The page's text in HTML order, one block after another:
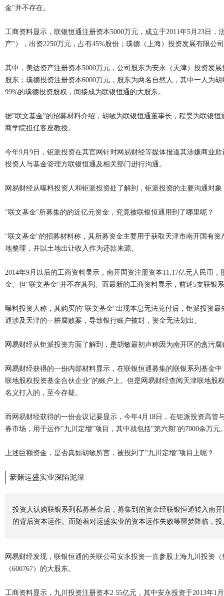
金"并不存在。
工商资料显示，联银恒通注册资本5000万元，成立于2011年5月23日
产"），出资2250万元，占有45%股份；璞德（上海）投资发展有限公
其中，美达资产注册资本5000万元，公司股东为安永（天津）投资发
股东；璞德投资注册资本6000万元，股东为两名自然人，其中一人为
99%的璞德投资股权，间接成为联银恒通的大股东。
据"联文基金"的招募材料介绍，胡敏为联银恒通董事长，程昊为联银
商学院担任客座教授。
今年9月9日，钜派投资在其官网针对网易财经等媒体报道其涉嫌商业
投资人与基金管理方联银恒通及相关部门进行沟通。
网易财经从曝料投资人和钜派投资处了解到，钜派投资的主要沟通对
"联文基金"所募集的的近亿元资金，究竟被联银恒通用到了哪里呢？
"联文基金"的招募材料称，其所募资金主要用于获取天津市南开国有
地整理，并以土地出让收入作为还款来源。
2014年9月以后的工商资料显示，南开国资注册资本11.17亿元人民币
金。但"联文基金"并不在其列。而最新的工商资料显示，前述5支联银
曝料投资人称，其购买的"联文基金"出现本息无法兑付后，钜派投资
通涉及天津的一桩腐败案，导致银行账户被封，资金无法划出。
网易财经从钜派投资方面了解到，是胡敏最初声称因为南开区的贪污
网易财经获得的一份内部材料显示，在联银恒通募集的联银系列基金
联地股权投资基金合伙企业"的账户上。但是网易财经查阅天津联地
名义打入的，至今存疑。
而网易财经获得的一份会议记要显示，今年4月18日，在钜派投资高
券市场，用于运作"九川定增"项目，其中就包括"第六期"的7000余万
上述巨额资金，是否真如胡敏所言，被投到了"九川定增"项目上呢？
豪赌运盛实业深陷泥潭
投资人认购联银系列私募基金后，募集到的资金经联银恒通转入南
的背后资本运作。而随着对运盛实业的资本运作失败等噩梦降临，
网易财经发现，联银恒通的关联公司安永投资一直参股上海九川投资
（600767）的大股东。
工商资料显示，九川投资注册资本2.55亿元，其中安永投资于2013年1